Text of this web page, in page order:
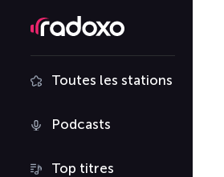
Toutes les stations
Podcasts
Top titres